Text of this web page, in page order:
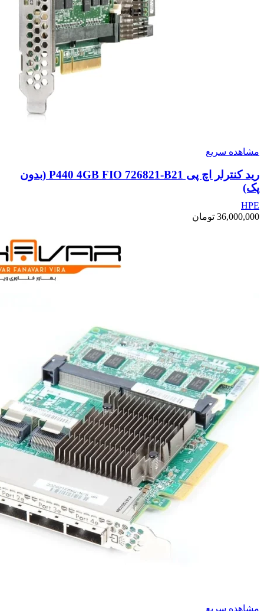
مشاهده سریع
رید کنترلر اچ پی P440 4GB FIO 726821-B21 (بدون
پک)
HPE
36,000,000 تومان
مشاهده سریع